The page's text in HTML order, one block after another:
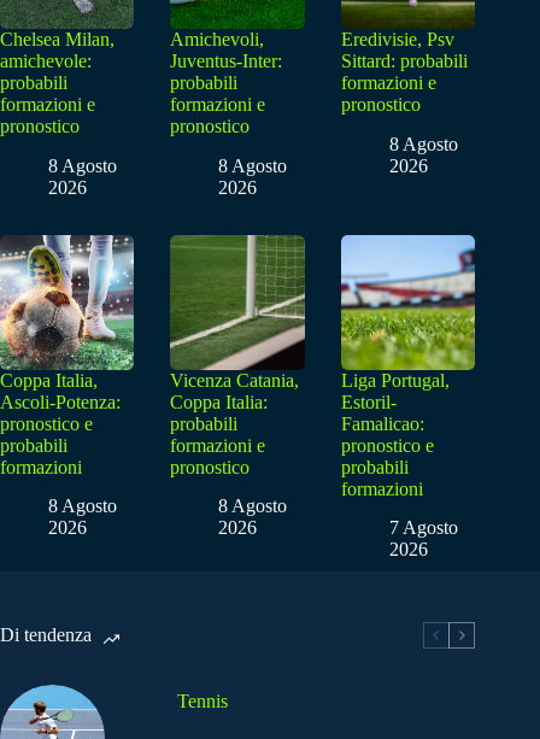
Chelsea Milan,
amichevole:
probabili
formazioni e
pronostico
8 Agosto
2026
Amichevoli,
Juventus-Inter:
probabili
formazioni e
pronostico
8 Agosto
2026
Eredivisie, Psv
Sittard: probabili
formazioni e
pronostico
8 Agosto
2026
Coppa Italia,
Ascoli-Potenza:
pronostico e
probabili
formazioni
8 Agosto
2026
Vicenza Catania,
Coppa Italia:
probabili
formazioni e
pronostico
8 Agosto
2026
Liga Portugal,
Estoril-
Famalicao:
pronostico e
probabili
formazioni
7 Agosto
2026
Di tendenza
Tennis